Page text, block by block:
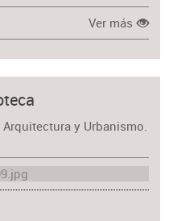
Ver más
y Urbanismo.